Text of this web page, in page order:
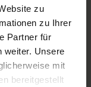
zu
zu Ihrer
Partner für
weiter. Unsere
mit
bereitgestellt